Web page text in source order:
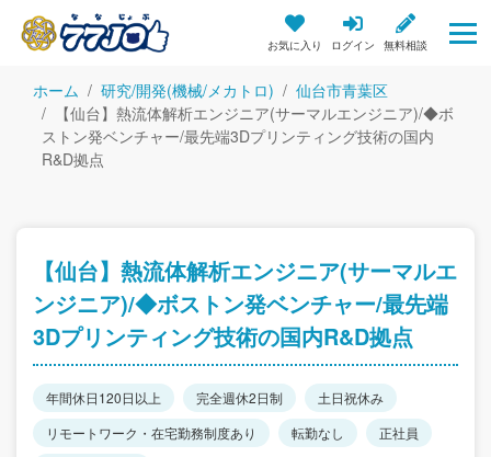
お気に入り ログイン 無料相談
ホーム 研究/開発(機械/メカトロ)
仙台市青葉区
【仙台】熱流体解析エンジニア(サーマルエンジニア)/◆ボ
ストン発ベンチャー/最先端3Dプリンティング技術の国内
R&D拠点
【仙台】熱流体解析エンジニア(サーマルエ
ンジニア)/◆ボストン発ベンチャー/最先端
3Dプリンティング技術の国内R&D拠点
年間休日120日以上 完全週休2日制
土日祝休み
リモートワーク・在宅勤務制度あり
転勤なし
正社員